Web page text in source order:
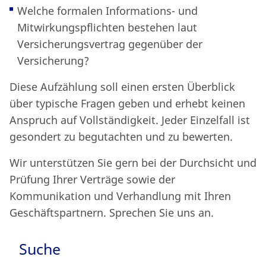
Welche formalen Informations- und
Mitwirkungspflichten bestehen laut
Versicherungsvertrag gegenüber der
Versicherung?
Diese Aufzählung soll einen ersten Überblick
über typische Fragen geben und erhebt keinen
Anspruch auf Vollständigkeit. Jeder Einzelfall ist
gesondert zu begutachten und zu bewerten.
Wir unterstützen Sie gern bei der Durchsicht und
Prüfung Ihrer Verträge sowie der
Kommunikation und Verhandlung mit Ihren
Geschäftspartnern. Sprechen Sie uns an.
Suche